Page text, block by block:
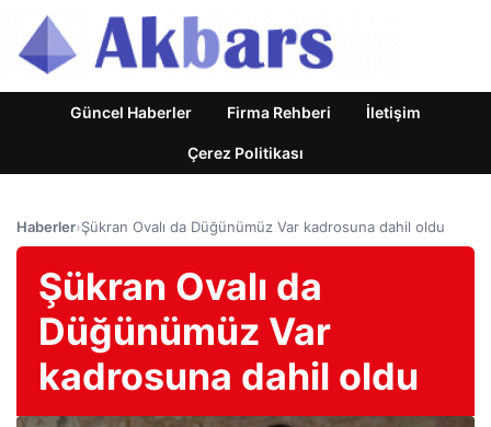
Güncel Haberler Firma Rehberi İletişim
Çerez Politikası
Haberler›Şükran Ovalı da Düğünümüz Var kadrosuna dahil oldu
Şükran Ovalı da
Düğünümüz Var
kadrosuna dahil oldu